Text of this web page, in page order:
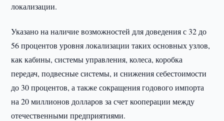
локализации.
Указано на наличие возможностей для доведения с 32 до
56 процентов уровня локализации таких основных узлов,
как кабины, системы управления, колеса, коробка
передач, подвесные системы, и снижения себестоимости
до 30 процентов, а также сокращения годового импорта
на 20 миллионов долларов за счет кооперации между
отечественными предприятиями.